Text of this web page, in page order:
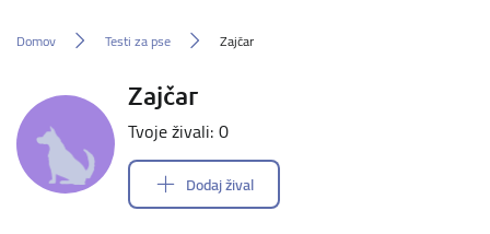
Domov Testi za pse Zajčar
Zajčar
Tvoje živali: 0
Dodaj žival